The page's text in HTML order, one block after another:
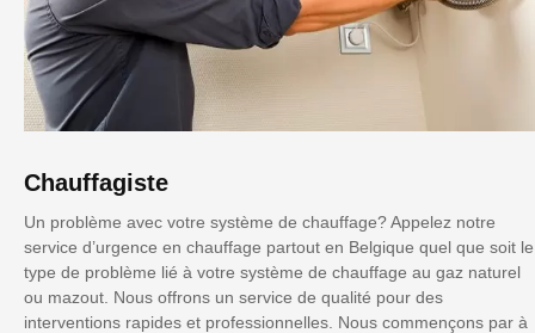
Chauffagiste
Un problème avec votre système de chauffage? Appelez notre
service d’urgence en chauffage partout en Belgique quel que soit le
type de problème lié à votre système de chauffage au gaz naturel
ou mazout. Nous offrons un service de qualité pour des
interventions rapides et professionnelles. Nous commençons par à